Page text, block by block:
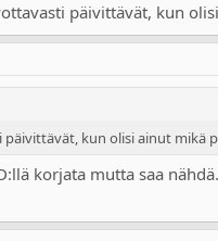
päivittävät, kun
päivittävät, kun olisi ainut mikä
korjata mutta saa